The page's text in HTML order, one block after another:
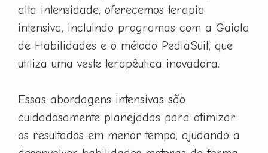
alta intensidade, oferecemos terapia
intensiva, incluindo programas com a Gaiola
de Habilidades e o método PediaSuit, que
utiliza uma veste terapêutica inovadora.
Essas abordagens intensivas são
cuidadosamente planejadas para otimizar
os resultados em menor tempo, ajudando a